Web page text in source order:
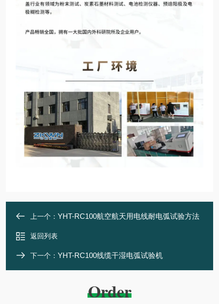
上一个： YHT-RC100航空航天用电线耐电弧试验方法
返回列表
下一个： YHT-RC100线缆干湿电弧试验机
Order